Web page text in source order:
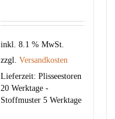
inkl. 8.1 % MwSt.
zzgl.Versandkosten
Lieferzeit:Plisseestoren
20 Werktage -
Stoffmuster 5 Werktage